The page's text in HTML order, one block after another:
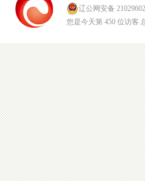
辽公网安备
您是今天第 450 位访客